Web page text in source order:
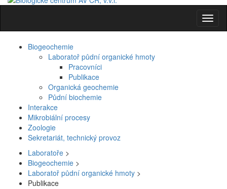
Biogeochemie
Laboratoř půdní organické hmoty
Pracovníci
Publikace
Organická geochemie
Půdní biochemie
Interakce
Mikrobiální procesy
Zoologie
Sekretariát, technický provoz
Laboratoře >
Biogeochemie >
Laboratoř půdní organické hmoty >
Publikace